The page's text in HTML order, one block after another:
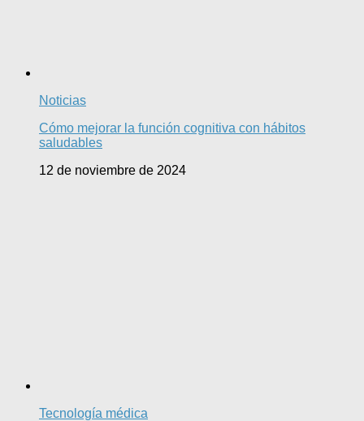
Noticias
Cómo mejorar la función cognitiva con hábitos
saludables
12 de noviembre de 2024
Tecnología médica